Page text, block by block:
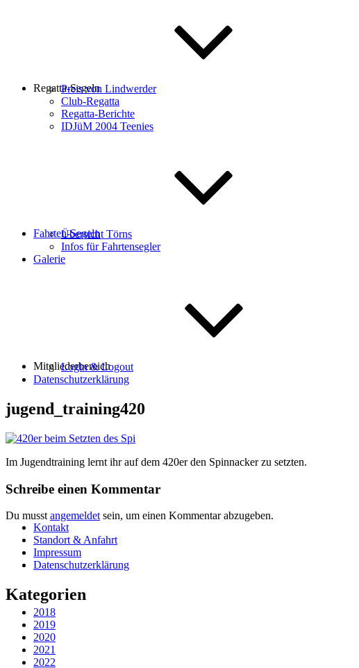
Regatta-Segeln
Preis von Lindwerder
Club-Regatta
Regatta-Berichte
IDJüM 2004 Teenies
Fahrten-Segeln
Übersicht Törns
Infos für Fahrtensegler
Galerie
Mitgliederbereich
Login & Logout
Datenschutzerklärung
jugend_training420
Im Jugendtraining lernt ihr auf dem 420er den Spinnacker zu setzten.
Schreibe einen Kommentar
Du musst angemeldet sein, um einen Kommentar abzugeben.
Kontakt
Standort & Anfahrt
Impressum
Datenschutzerklärung
Kategorien
2018
2019
2020
2021
2022